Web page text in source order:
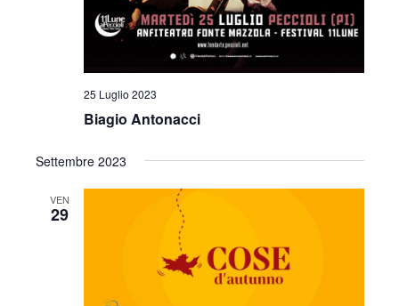
25 Luglio 2023
Biagio Antonacci
Settembre 2023
VEN
29